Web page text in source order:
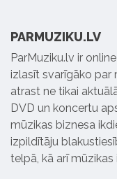
PARMUZIKU.LV
ParMuziku.lv ir
izlasīt svarīgāko par
atrast ne tikai
DVD un koncertu
mūzikas biznesa
izpildītāju
telpā, kā arī